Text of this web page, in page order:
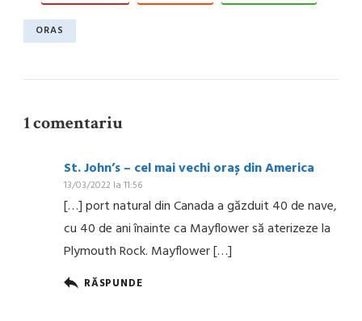
ORAS
1 comentariu
St. John’s – cel mai vechi oraș din America
13/03/2022 la 11:56
[…] port natural din Canada a găzduit 40 de nave,
cu 40 de ani înainte ca Mayflower să aterizeze la
Plymouth Rock. Mayflower […]
RĂSPUNDE